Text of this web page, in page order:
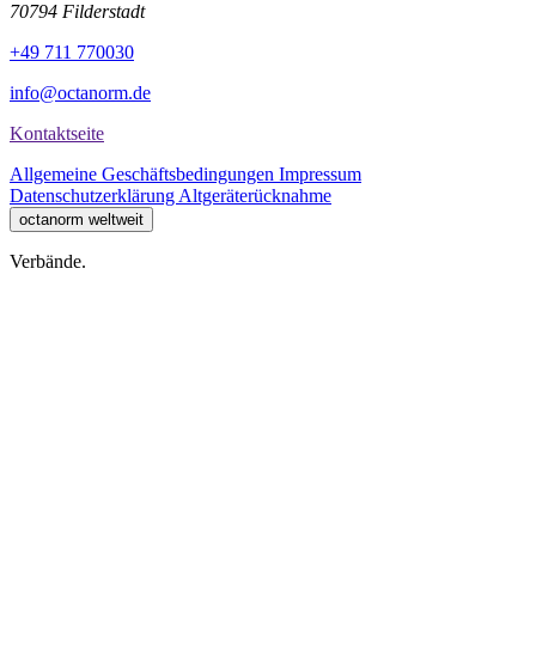
70794 Filderstadt
+49 711 770030
info@octanorm.de
Kontaktseite
Allgemeine Geschäftsbedingungen Impressum
Datenschutzerklärung Altgeräterücknahme
octanorm weltweit
Verbände.